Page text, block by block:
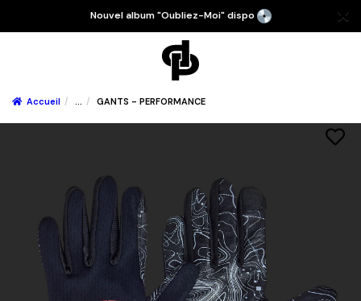
Nouvel album "Oubliez-Moi" dispo
Accueil ... GANTS - PERFORMANCE